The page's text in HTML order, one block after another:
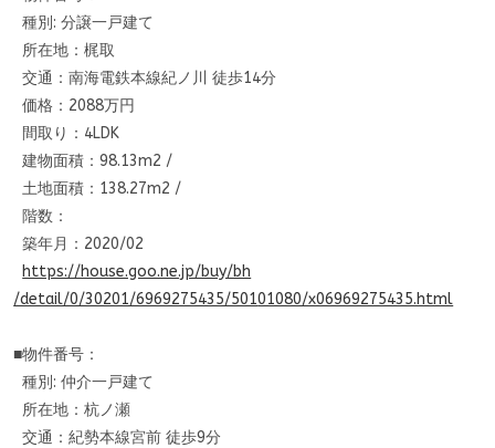
種別: 分譲一戸建て
所在地：梶取
交通：南海電鉄本線紀ノ川 徒歩14分
価格：2088万円
間取り：4LDK
建物面積：98.13m2 /
土地面積：138.27m2 /
階数：
築年月：2020/02
https://house.goo.ne.jp/buy/bh
/detail/0/30201/6969275435/50101080/x06969275435.html
■物件番号：
種別: 仲介一戸建て
所在地：杭ノ瀬
交通：紀勢本線宮前 徒歩9分